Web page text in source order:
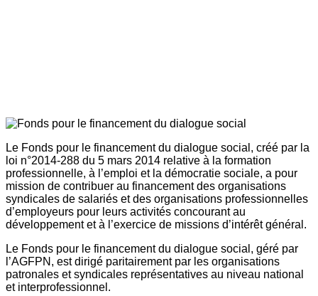
Le Fonds pour le financement du dialogue social, créé par la
loi n°2014-288 du 5 mars 2014 relative à la formation
professionnelle, à l’emploi et la démocratie sociale, a pour
mission de contribuer au financement des organisations
syndicales de salariés et des organisations professionnelles
d’employeurs pour leurs activités concourant au
développement et à l’exercice de missions d’intérêt général.
Le Fonds pour le financement du dialogue social, géré par
l’AGFPN, est dirigé paritairement par les organisations
patronales et syndicales représentatives au niveau national
et interprofessionnel.